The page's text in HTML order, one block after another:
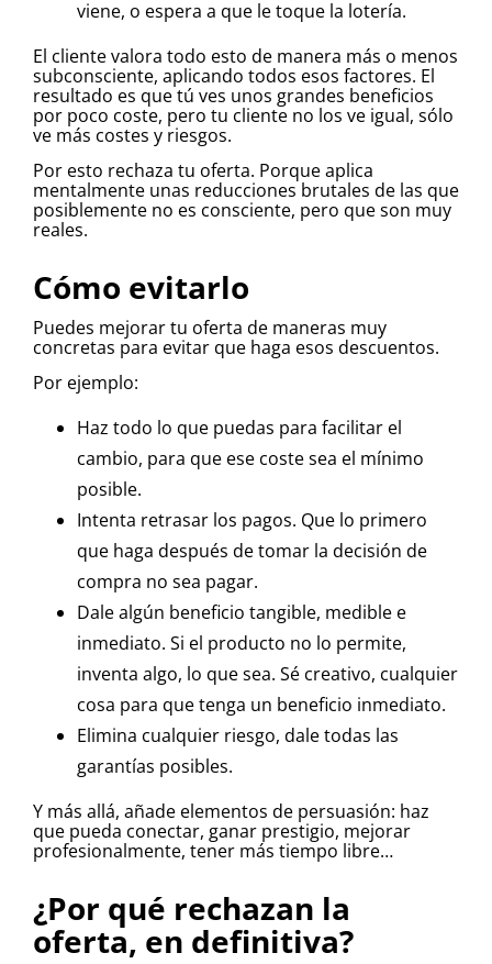
viene, o espera a que le toque la lotería.
El cliente valora todo esto de manera más o menos
subconsciente, aplicando todos esos factores. El
resultado es que tú ves unos grandes beneficios
por poco coste, pero tu cliente no los ve igual, sólo
ve más costes y riesgos.
Por esto rechaza tu oferta. Porque aplica
mentalmente unas reducciones brutales de las que
posiblemente no es consciente, pero que son muy
reales.
Cómo evitarlo
Puedes mejorar tu oferta de maneras muy
concretas para evitar que haga esos descuentos.
Por ejemplo:
Haz todo lo que puedas para facilitar el
cambio, para que ese coste sea el mínimo
posible.
Intenta retrasar los pagos. Que lo primero
que haga después de tomar la decisión de
compra no sea pagar.
Dale algún beneficio tangible, medible e
inmediato. Si el producto no lo permite,
inventa algo, lo que sea. Sé creativo, cualquier
cosa para que tenga un beneficio inmediato.
Elimina cualquier riesgo, dale todas las
garantías posibles.
Y más allá, añade elementos de persuasión: haz
que pueda conectar, ganar prestigio, mejorar
profesionalmente, tener más tiempo libre…
¿Por qué rechazan la
oferta, en definitiva?